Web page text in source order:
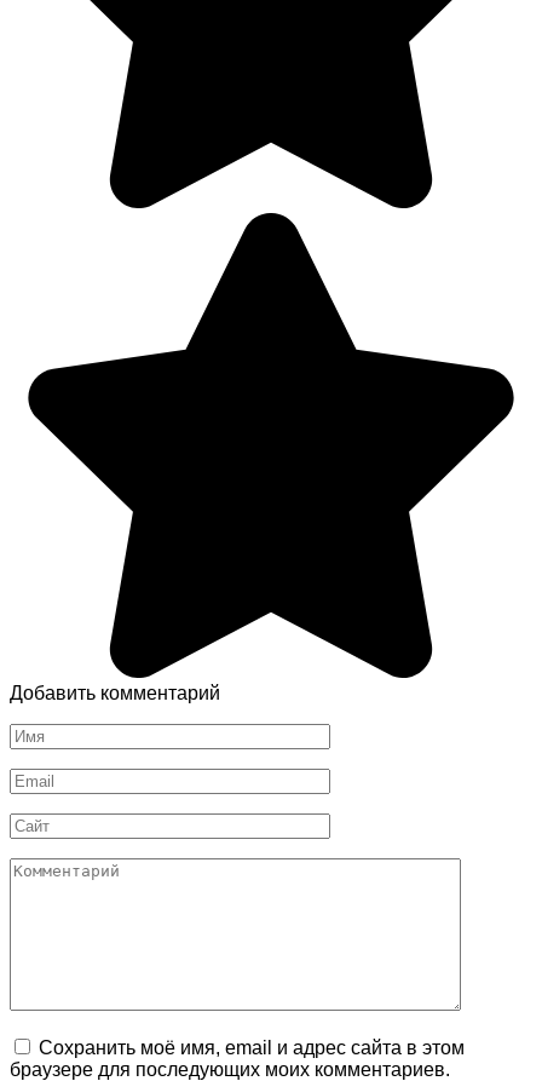
Добавить комментарий
Имя
*
Email
*
Сайт
Комментарий
Сохранить моё имя, email и адрес сайта в этом
браузере для последующих моих комментариев.